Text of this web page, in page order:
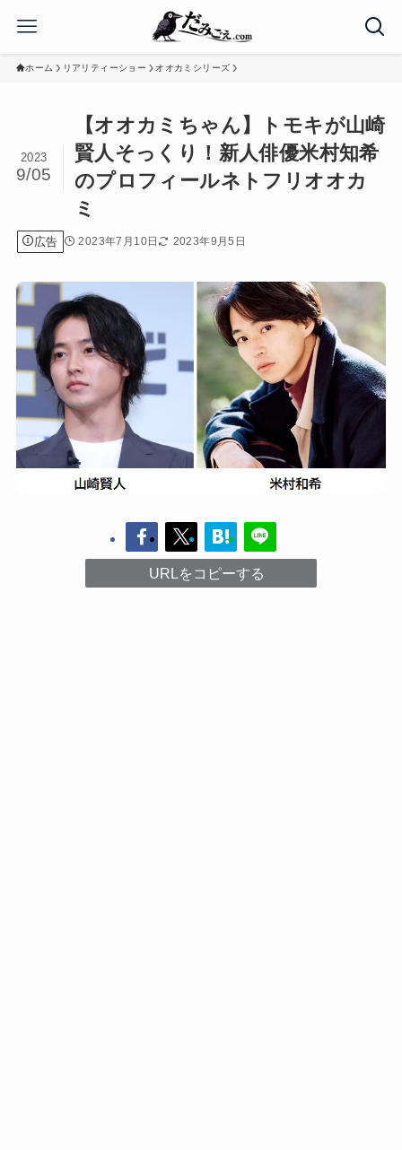
ホーム リアリティーショー オオカミシリーズ
【オオカミちゃん】トモキが山崎
賢人そっくり！新人俳優米村知希
のプロフィールネトフリオオカ
ミ
2023
9/05
広告 2023年7月10日 2023年9月5日
URLをコピーする